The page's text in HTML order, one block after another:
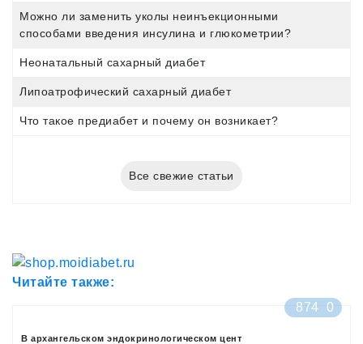
Можно ли заменить уколы неинъекционными
способами введения инсулина и глюкометрии?
Неонатальный сахарный диабет
Липоатрофический сахарный диабет
Что такое предиабет и почему он возникает?
Все свежие статьи
Читайте также:
874 0
В архангельском эндокринологическом цент